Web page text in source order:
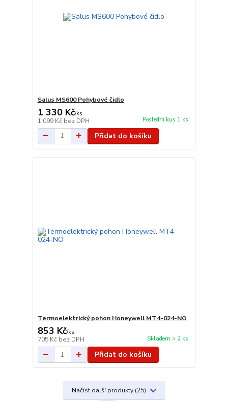
Salus MS600 Pohybové čidlo
1 330 Kč/ks
1 099 Kč bez DPH Poslední kus 1 ks
Přidat do košíku
Termoelektrický pohon Honeywell MT4-024-NO
853 Kč/ks
705 Kč bez DPH Skladem > 2 ks
Přidat do košíku
Načíst další produkty (25)